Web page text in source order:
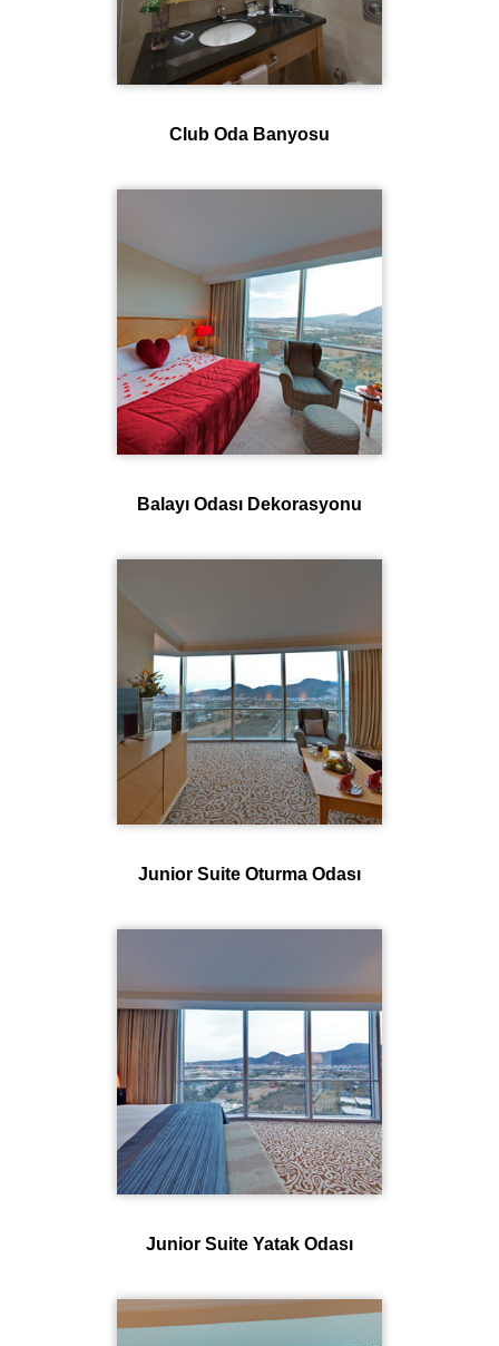
Club Oda Banyosu
Balayı Odası Dekorasyonu
Junior Suite Oturma Odası
Junior Suite Yatak Odası